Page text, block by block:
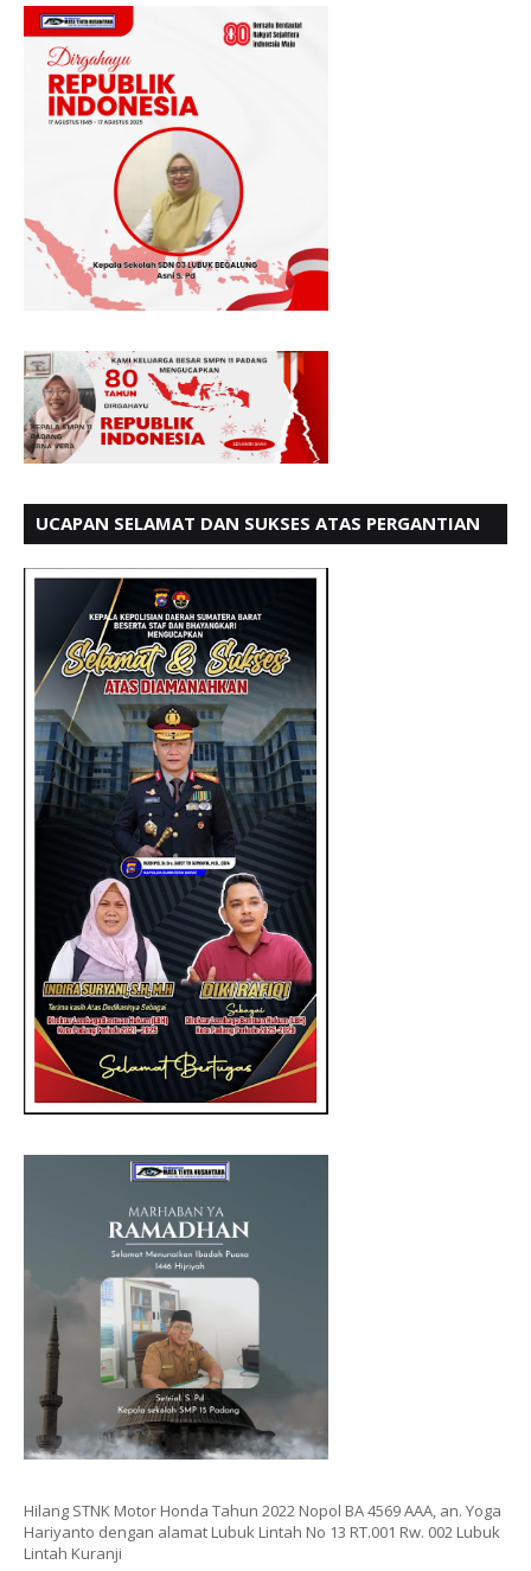
UCAPAN SELAMAT DAN SUKSES ATAS PERGANTIAN
Hilang STNK Motor Honda Tahun 2022 Nopol BA 4569 AAA, an. Yoga
Hariyanto dengan alamat Lubuk Lintah No 13 RT.001 Rw. 002 Lubuk
Lintah Kuranji